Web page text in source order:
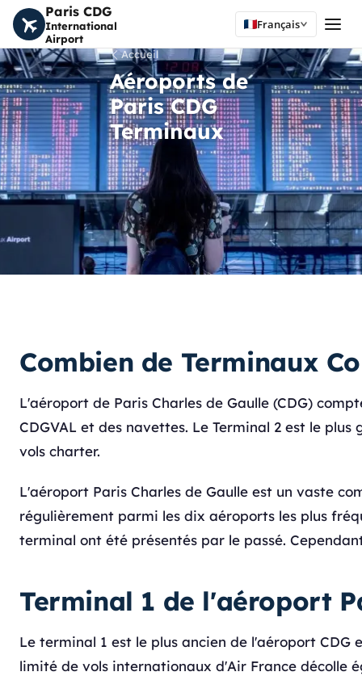
Paris CDG
International
Airport
Français
Accueil
Aéroports de
Paris CDG
Terminaux
Combien de Terminaux
L'aéroport de Paris Charles de Gaulle (CDG)
CDGVAL et des navettes. Le Terminal 2 est le
vols charter.
L'aéroport Paris Charles de Gaulle est un vaste
régulièrement parmi les dix aéroports les plus
terminal ont été présentés par le passé.
Terminal 1 de l'aéroport
Le terminal 1 est le plus ancien de l'aéroport
limité de vols internationaux d'Air France décolle